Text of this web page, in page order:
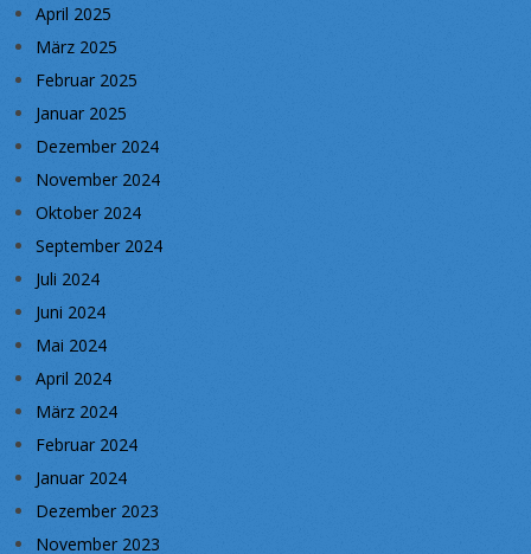
April 2025
März 2025
Februar 2025
Januar 2025
Dezember 2024
November 2024
Oktober 2024
September 2024
Juli 2024
Juni 2024
Mai 2024
April 2024
März 2024
Februar 2024
Januar 2024
Dezember 2023
November 2023